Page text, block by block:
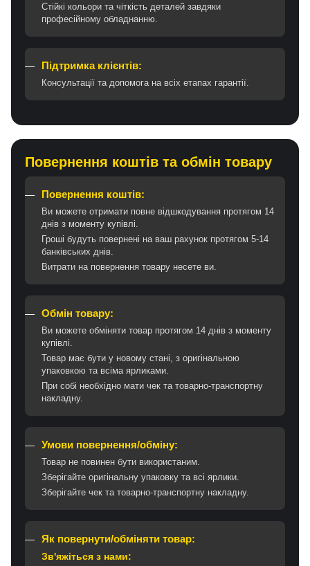
Стійкі кольори та чіткість деталей завдяки
професійному обладнанню.
Підтримка клієнтів:
Консультації та допомога на всіх етапах гарантії.
Повернення коштів та обмін товару
Повернення коштів:
Ви можете отримати повне відшкодування протягом 14
днів з моменту купівлі.
Гроші будуть повернені на ваш рахунок протягом 5-14
банківських днів.
Витрати на повернення товару несете ви.
Обмін товару:
Ви можете обміняти товар протягом 14 днів з моменту
купівлі.
Товар має бути у новому стані, з оригінальною
упаковкою та всіма ярликами.
При собі необхідно мати чек та товарно-транспортну
накладну.
Умови повернення/обміну:
Товар не повинен бути використаним.
Зберігайте оригінальну упаковку та всі ярлики.
Зберігайте чек та товарно-транспортну накладну.
Як повернути/обміняти товар:
Зв'яжіться з нами: